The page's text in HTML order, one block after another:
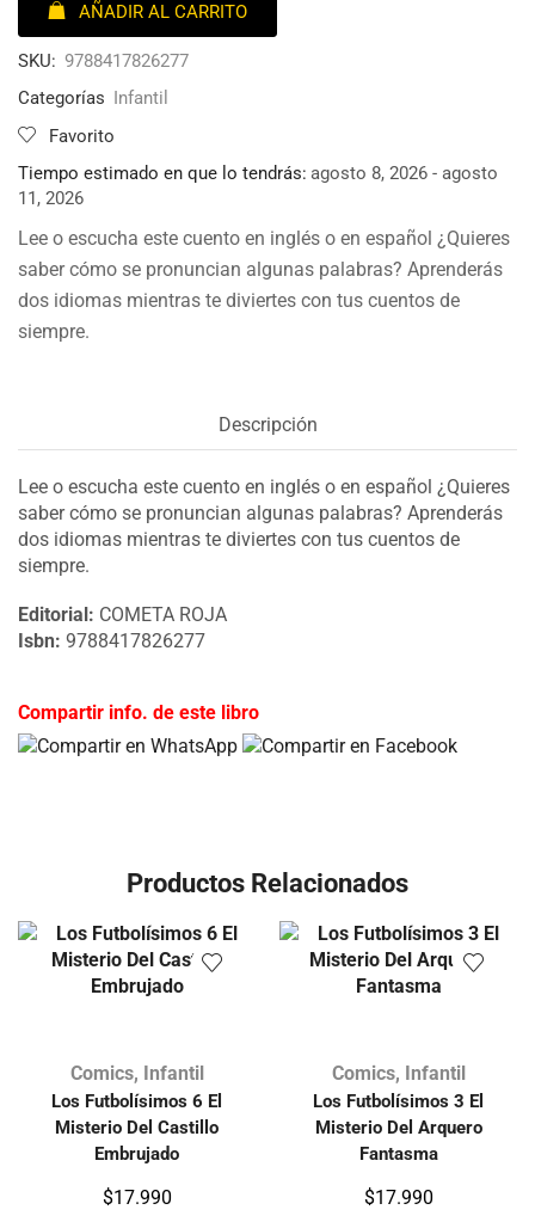
AÑADIR AL CARRITO
SKU: 9788417826277
Categorías Infantil
Favorito
Tiempo estimado en que lo tendrás: agosto 8, 2026 - agosto
11, 2026
Lee o escucha este cuento en inglés o en español ¿Quieres
saber cómo se pronuncian algunas palabras? Aprenderás
dos idiomas mientras te diviertes con tus cuentos de
siempre.
Descripción
Lee o escucha este cuento en inglés o en español ¿Quieres
saber cómo se pronuncian algunas palabras? Aprenderás
dos idiomas mientras te diviertes con tus cuentos de
siempre.
Editorial: COMETA ROJA
Isbn: 9788417826277
Compartir info. de este libro
Productos Relacionados
Comics, Infantil
Los Futbolísimos 6 El
Misterio Del Castillo
Embrujado
$17.990
Comics, Infantil
Los Futbolísimos 3 El
Misterio Del Arquero
Fantasma
$17.990